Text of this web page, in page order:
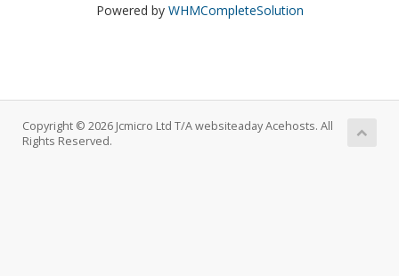
Powered by WHMCompleteSolution
Copyright © 2026 Jcmicro Ltd T/A websiteaday Acehosts. All
Rights Reserved.